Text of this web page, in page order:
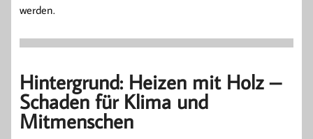
werden.
Hintergrund: Heizen mit Holz –
Schaden für Klima und
Mitmenschen